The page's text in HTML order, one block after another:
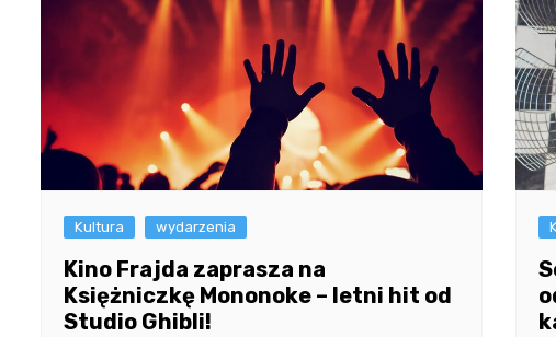
Kultura wydarzenia
Kino Frajda zaprasza na
Księżniczkę Mononoke – letni hit od
Studio Ghibli!